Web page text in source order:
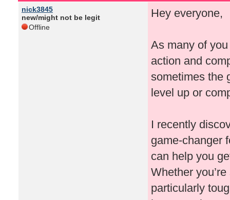
nick3845
new/might not be legit
Offline
Hey everyone,
As many of
action and
sometimes the
level up or
I recently
game-changer
can help you
Whether
particularly